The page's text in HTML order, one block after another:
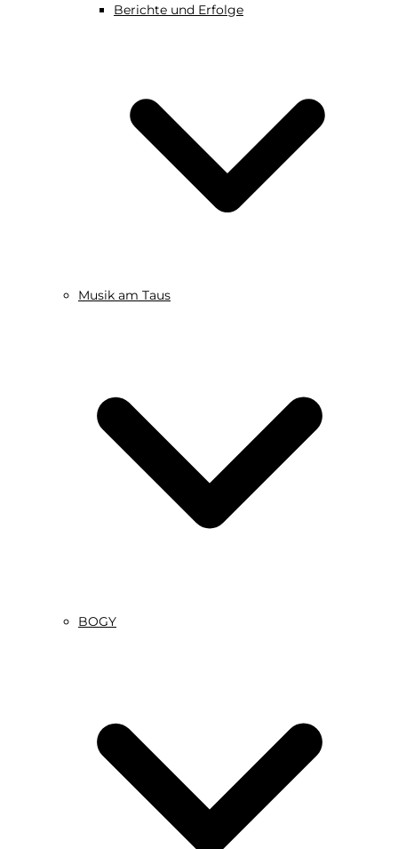
Berichte und Erfolge
Musik am Taus
BOGY